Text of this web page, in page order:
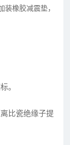
装橡胶减震垫，
。
比瓷绝缘子提